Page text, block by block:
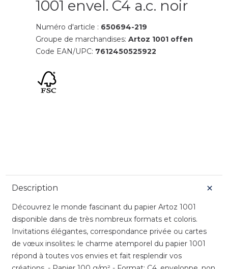
1001 envel. C4 a.c. noir
Numéro d'article : 650694-219
Groupe de marchandises: Artoz 1001 offen
Code EAN/UPC: 7612450525922
Description
Découvrez le monde fascinant du papier Artoz 1001
disponible dans de très nombreux formats et coloris.
Invitations élégantes, correspondance privée ou cartes
de vœux insolites: le charme atemporel du papier 1001
répond à toutes vos envies et fait resplendir vos